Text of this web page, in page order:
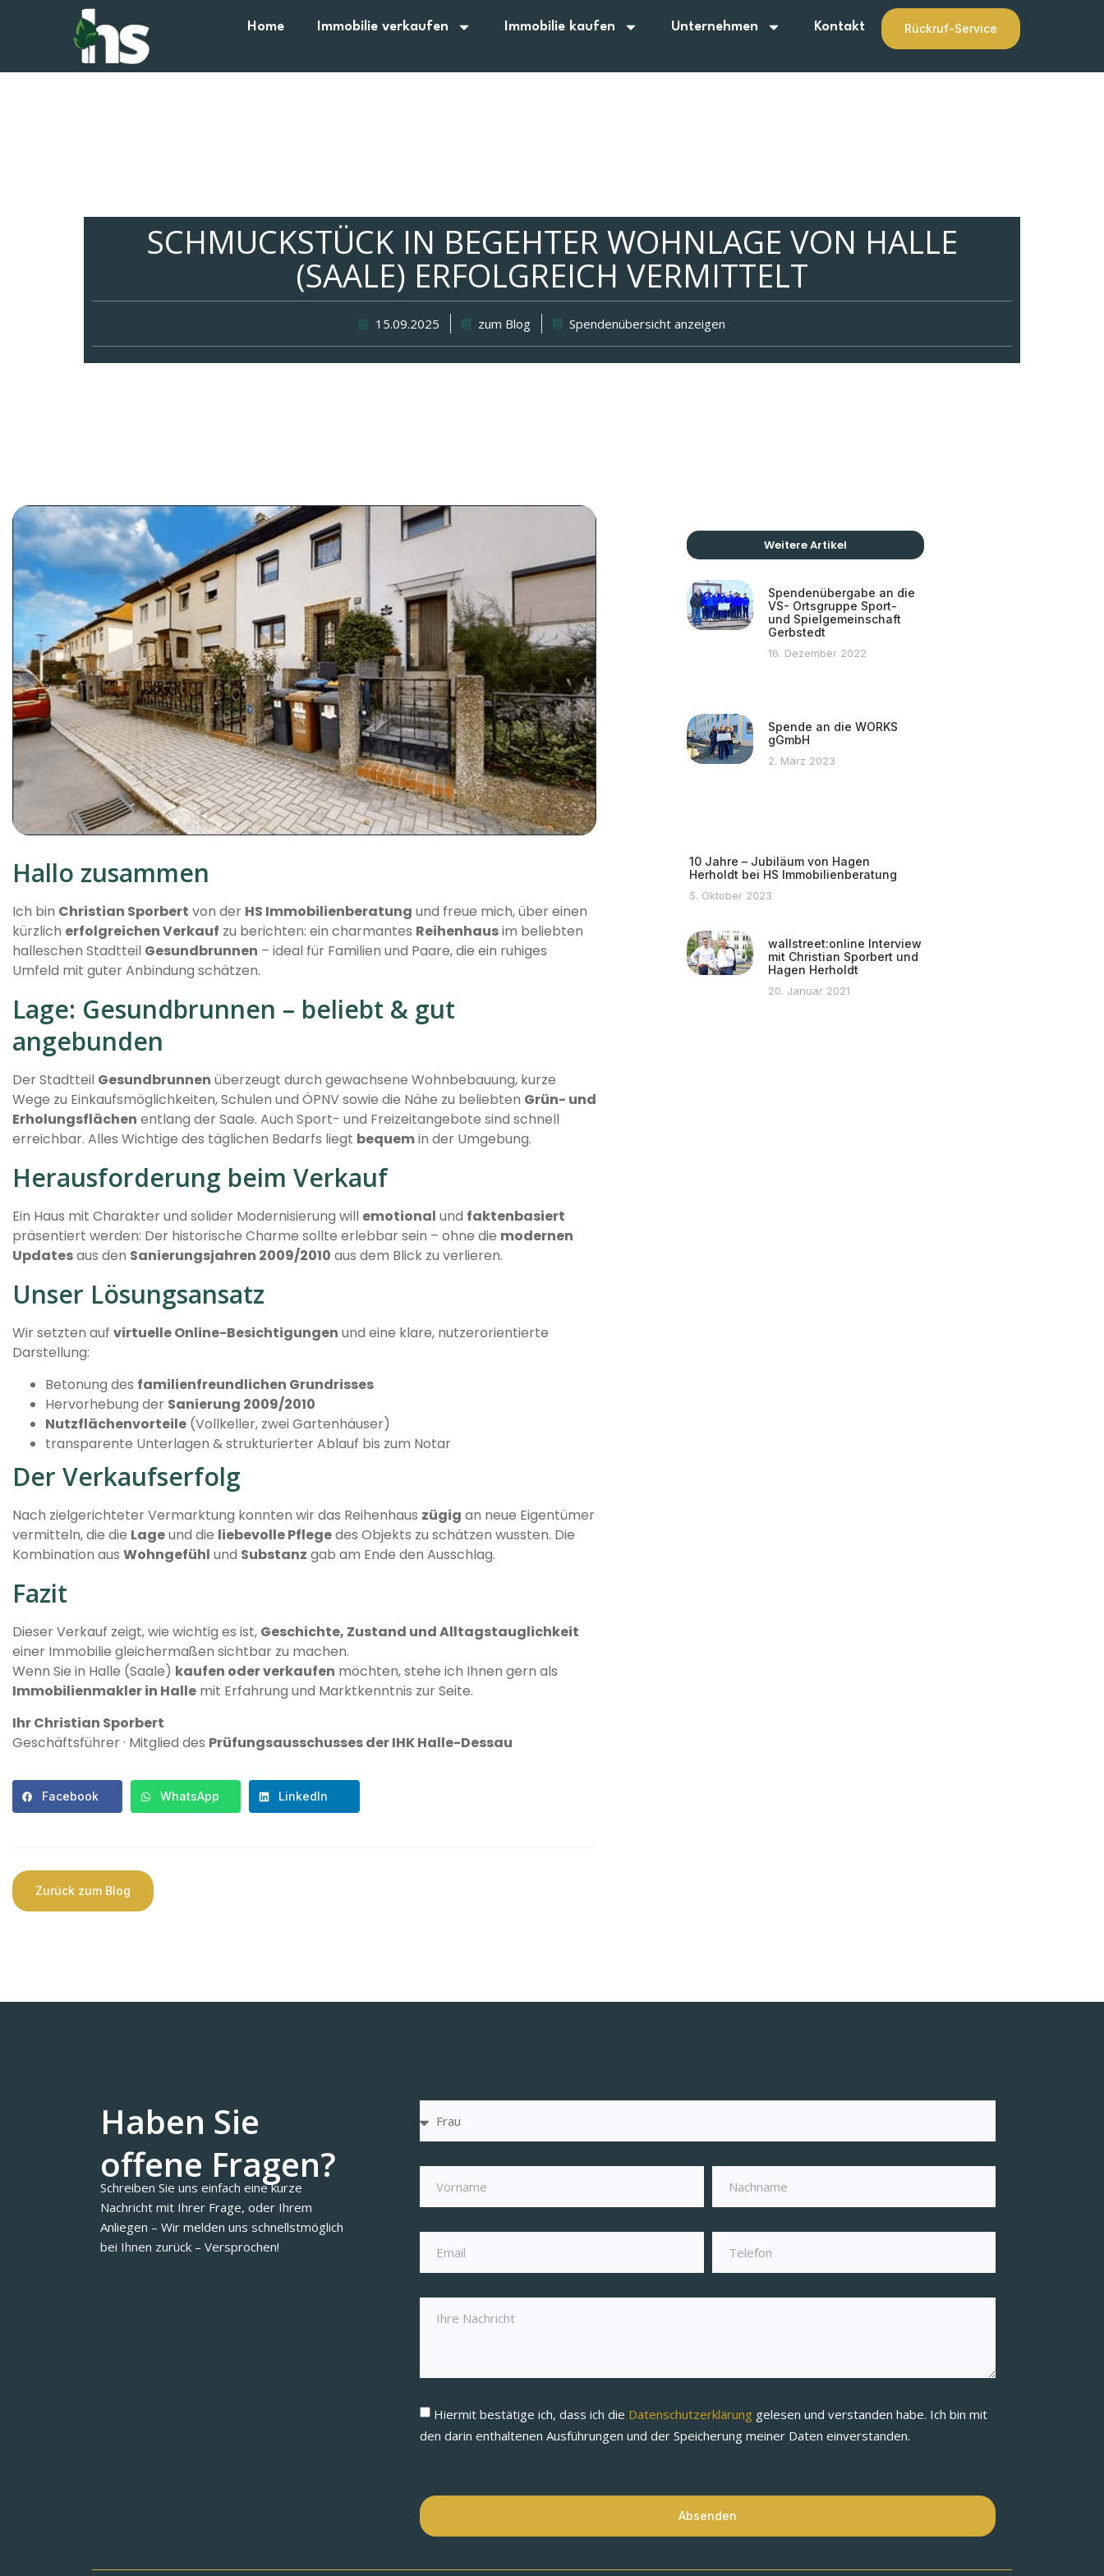
Home Immobilie verkaufen Immobilie kaufen Unternehmen Kontakt Rückruf-Service
SCHMUCKSTÜCK IN BEGEHTER WOHNLAGE VON HALLE
(SAALE) ERFOLGREICH VERMITTELT
15.09.2025 zum Blog Spendenübersicht anzeigen
Hallo zusammen
Ich bin Christian Sporbert von der HS Immobilienberatung und freue mich, über einen
kürzlich erfolgreichen Verkauf zu berichten: ein charmantes Reihenhausim beliebten
halleschen Stadtteil Gesundbrunnen – ideal für Familien und Paare, die ein ruhiges
Umfeld mit guter Anbindung schätzen.
Lage: Gesundbrunnen – beliebt & gut
angebunden
Der Stadtteil Gesundbrunnen überzeugt durch gewachsene Wohnbebauung, kurze
Wege zu Einkaufsmöglichkeiten, Schulen und ÖPNV sowie die Nähe zu beliebten Grün- und
Erholungsflächen entlang der Saale. Auch Sport- und Freizeitangebote sind schnell
erreichbar. Alles Wichtige des täglichen Bedarfs liegt bequemin der Umgebung.
Herausforderung beim Verkauf
Ein Haus mit Charakter und solider Modernisierung will emotional und faktenbasiert
präsentiert werden: Der historische Charme sollte erlebbar sein – ohne die modernen
Updatesaus den Sanierungsjahren 2009/2010 aus dem Blick zu verlieren.
Unser Lösungsansatz
Wir setzten auf virtuelle Online-Besichtigungen und eine klare, nutzerorientierte
Darstellung:
Betonung des familienfreundlichen Grundrisses
Hervorhebung der Sanierung 2009/2010
Nutzflächenvorteile (Vollkeller, zwei Gartenhäuser)
transparente Unterlagen & strukturierter Ablauf bis zum Notar
Der Verkaufserfolg
Nach zielgerichteter Vermarktung konnten wir das Reihenhaus zügig an neue Eigentümer
vermitteln, die die Lageund die liebevolle Pflegedes Objekts zu schätzen wussten. Die
Kombination aus Wohngefühl und Substanz gab am Ende den Ausschlag.
Fazit
Dieser Verkauf zeigt, wie wichtig es ist, Geschichte, Zustand und Alltagstauglichkeit
einer Immobilie gleichermaßen sichtbar zu machen.
Wenn Sie in Halle (Saale) kaufen oder verkaufen möchten, stehe ich Ihnen gern als
Immobilienmakler in Halle mit Erfahrung und Marktkenntnis zur Seite.
Ihr Christian Sporbert
Geschäftsführer · Mitglied des Prüfungsausschusses der IHK Halle-Dessau
Facebook WhatsApp LinkedIn
Zurück zum Blog
Weitere Artikel
Spendenübergabe an die
VS- Ortsgruppe Sport-
und Spielgemeinschaft
Gerbstedt
16. Dezember 2022
Spende an die WORKS
gGmbH
2. März 2023
10 Jahre – Jubiläum von Hagen
Herholdt bei HS Immobilienberatung
5. Oktober 2023
wallstreet:online Interview
mit Christian Sporbert und
Hagen Herholdt
20. Januar 2021
Haben Sie
offene Fragen?
Schreiben Sie uns einfach eine kurze
Nachricht mit Ihrer Frage, oder Ihrem
Anliegen – Wir melden uns schnellstmöglich
bei Ihnen zurück – Versprochen!
Hiermit bestätige ich, dass ich die Datenschutzerklärung gelesen und verstanden habe. Ich bin mit
den darin enthaltenen Ausführungen und der Speicherung meiner Daten einverstanden.
Absenden